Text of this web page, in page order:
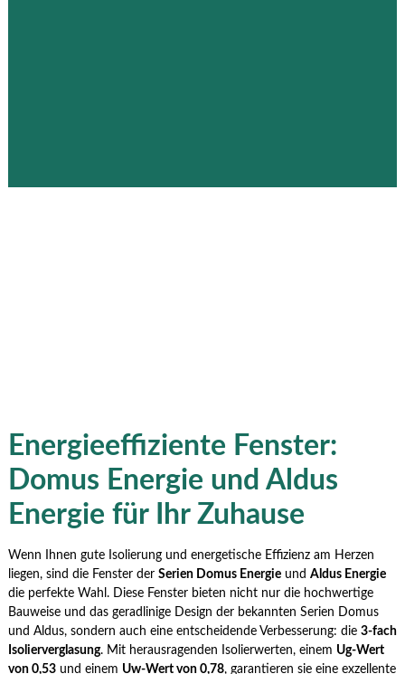
Energieeffiziente Fenster:
Domus Energie und Aldus
Energie für Ihr Zuhause
Wenn Ihnen gute Isolierung und energetische Effizienz am Herzen
liegen, sind die Fenster der Serien Domus Energieund Aldus Energie
die perfekte Wahl. Diese Fenster bieten nicht nur die hochwertige
Bauweise und das geradlinige Design der bekannten Serien Domus
und Aldus, sondern auch eine entscheidende Verbesserung: die 3-fach
Isolierverglasung. Mit herausragenden Isolierwerten, einem Ug-Wert
von 0,53und einem Uw-Wert von 0,78, garantieren sie eine exzellente